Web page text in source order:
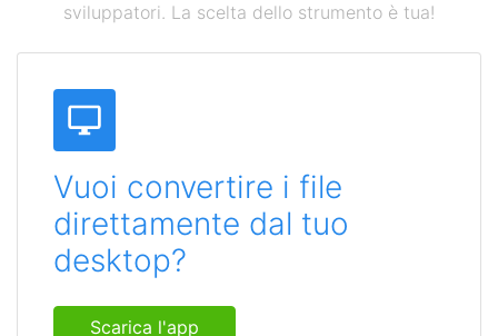
sviluppatori. La scelta dello strumento è tua!
Vuoi convertire i file
direttamente dal tuo
desktop?
Scarica l'app